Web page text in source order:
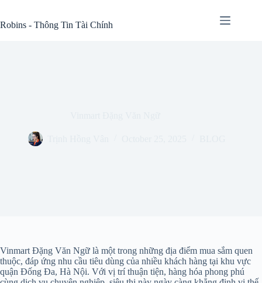
content
Robins - Thông Tin Tài Chính
Vinmart Đặng Văn Ngữ là một trong những địa điểm mua sắm quen
thuộc, đáp ứng nhu cầu tiêu dùng của nhiều khách hàng tại khu vực
quận Đống Đa, Hà Nội. Với vị trí thuận tiện, hàng hóa phong phú